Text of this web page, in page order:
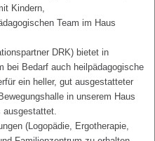
Kindern,
Team im Haus
DRK) bietet in
bei Bedarf auch heilpädagogische
ein heller, gut ausgestatteter
in unserem Haus
ausgestattet.
(Logopädie, Ergotherapie,